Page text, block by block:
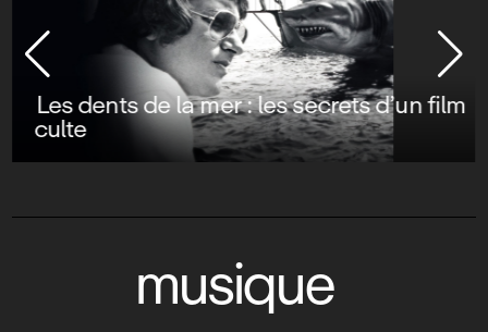
Les dents de la mer : les secrets d’un film
culte
musique